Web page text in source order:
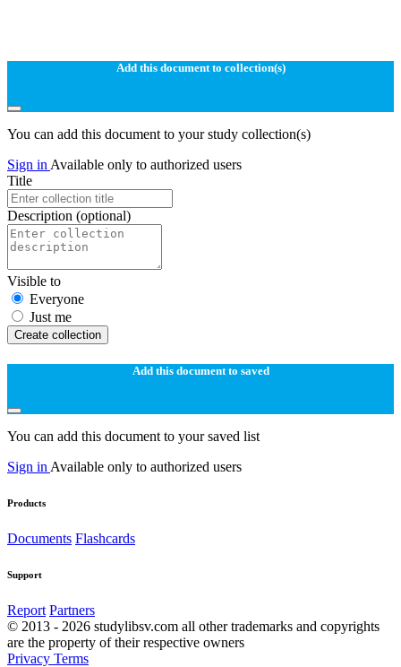
Add this document to collection(s)
You can add this document to your study collection(s)
Sign in Available only to authorized users
Title
Description (optional)
Visible to
Everyone
Just me
Create collection
Add this document to saved
You can add this document to your saved list
Sign in Available only to authorized users
Products
Documents Flashcards
Support
Report Partners
© 2013 - 2026 studylibsv.com all other trademarks and copyrights
are the property of their respective owners
Privacy Terms